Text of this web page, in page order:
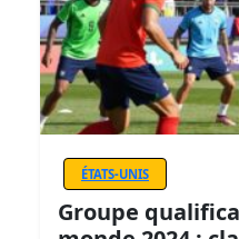
ÉTATS-UNIS
Groupe